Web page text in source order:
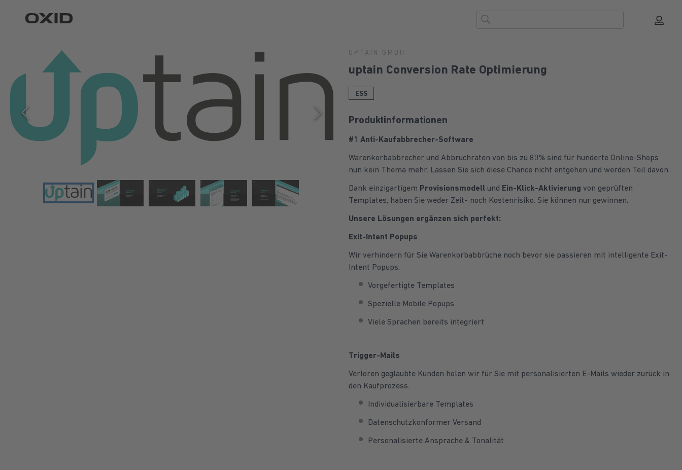
UPTAIN GMBH
uptain Conversion Rate Optimierung
ESS
Produktinformationen
#1 Anti-Kaufabbrecher-Software
Warenkorbabbrecher und Abbruchraten von bis zu 80% sind für hunderte Online-Shops
nun kein Thema mehr. Lassen Sie sich diese Chance nicht entgehen und werden Teil davon.
Dank einzigartigem Provisionsmodell und Ein-Klick-Aktivierung von geprüften
Templates, haben Sie weder Zeit- noch Kostenrisiko. Sie können nur gewinnen.
Unsere Lösungen ergänzen sich perfekt:
Exit-Intent Popups
Wir verhindern für Sie Warenkorbabbrüche noch bevor sie passieren mit intelligente Exit-
Intent Popups.
Vorgefertigte Templates
Spezielle Mobile Popups
Viele Sprachen bereits integriert
Trigger-Mails
Verloren geglaubte Kunden holen wir für Sie mit personalisierten E-Mails wieder zurück in
den Kaufprozess.
Individualisierbare Templates
Datenschutzkonformer Versand
Personalisierte Ansprache & Tonalität